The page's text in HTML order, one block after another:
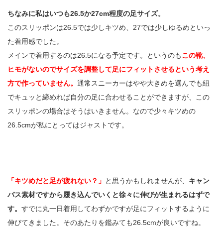
ちなみに私はいつも26.5か27cm程度の足サイズ。
このスリッポンは26.5では少しキツめ、27では少しゆるめといっ
た着用感でした。
メインで着用するのは26.5になる予定です。というのもこの靴、
ヒモがないのでサイズを調整して足にフィットさせるという考え
方で作っていません。 通常スニーカーはやや大きめを選んでも紐
でキュッと締めれば自分の足に合わせることができますが、この
スリッポンの場合はそうはいきません。なので少々キツめの
26.5cmが私にとってはジャストです。
「キツめだと足が疲れない？」 と思うかもしれませんが、 キャン
バス素材ですから履き込んでいくと徐々に伸びが生まれるはずで
す。 すでに丸一日着用してわずかですが足にフィットするように
伸びてきました。そのあたりを鑑みても26.5cmが良いですね。